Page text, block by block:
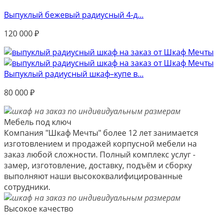
Выпуклый бежевый радиусный 4-д...
120 000₽
Выпуклый радиусный шкаф–купе в...
80 000₽
Мебель под ключ
Компания "Шкаф Мечты" более 12 лет занимается
изготовлением и продажей корпусной мебели на
заказ любой сложности. Полный комплекс услуг -
замер, изготовление, доставку, подъём и сборку
выполняют наши высококвалифицированные
сотрудники.
Высокое качество